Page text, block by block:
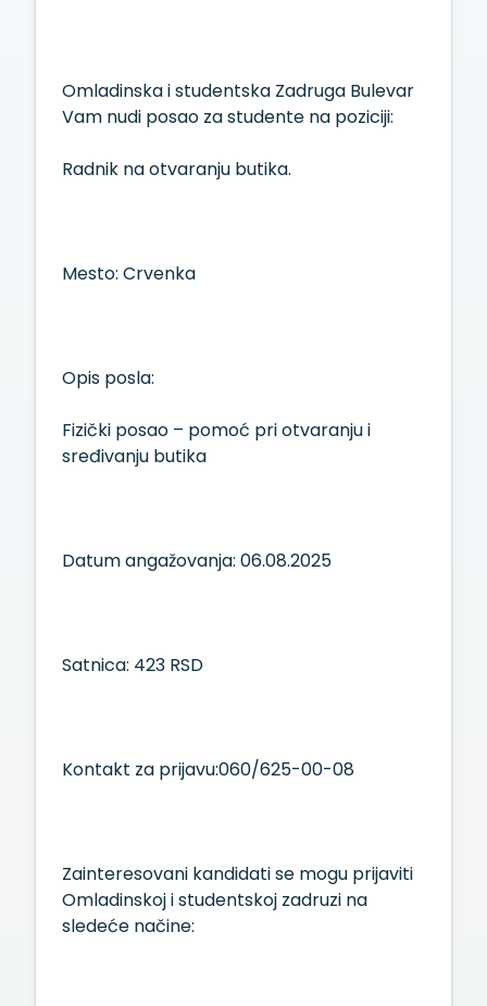
Omladinska i studentska Zadruga Bulevar
Vam nudi posao za studente na poziciji:
Radnik na otvaranju butika.
Mesto: Crvenka
Opis posla:
Fizički posao – pomoć pri otvaranju i
sređivanju butika
Datum angažovanja: 06.08.2025
Satnica: 423 RSD
Kontakt za prijavu:060/625-00-08
Zainteresovani kandidati se mogu prijaviti
Omladinskoj i studentskoj zadruzi na
sledeće načine: